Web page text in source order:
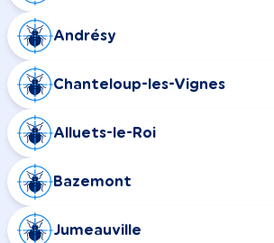
Andrésy
Chanteloup-les-Vignes
Alluets-le-Roi
Bazemont
Jumeauville